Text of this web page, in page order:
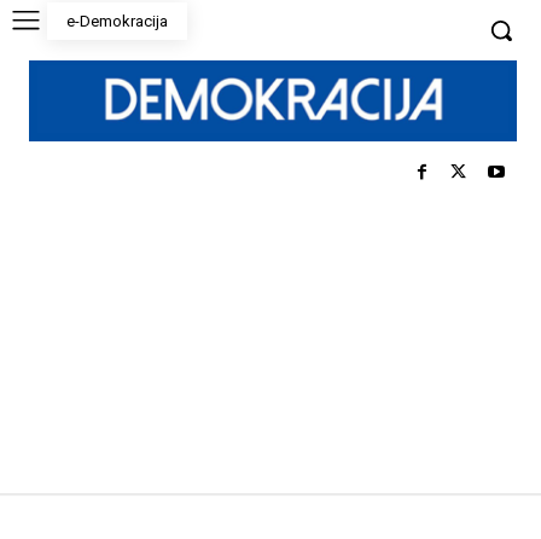
e-Demokracija